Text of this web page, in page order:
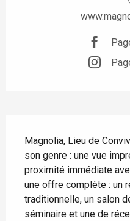
Magnolia, Lieu de
son genre : une vue
proximité immédiate
une offre complète : un
traditionnelle, un salon
séminaire et une de